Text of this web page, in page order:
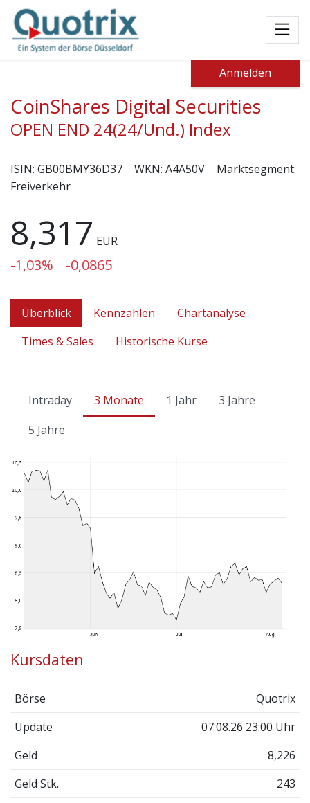
Anmelden
CoinShares Digital Securities
OPEN END 24(24/Und.) Index
ISIN: GB00BMY36D37 WKN: A4A50V
Marktsegment:
Freiverkehr
8,317 EUR
-1,03% -0,0865
Überblick Kennzahlen
Chartanalyse
Times & Sales
Historische Kurse
Intraday 3 Monate 1 Jahr
3 Jahre
5 Jahre
Kursdaten
Börse
Quotrix
Update
07.08.26 23:00 Uhr
Geld
8,226
Geld Stk.
243